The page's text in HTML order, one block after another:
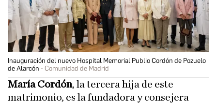
Inauguración del nuevo Hospital Memorial Publio Cordón de Pozuelo
de Alarcón
Comunidad de Madrid
María Cordón, la tercera hija de este
matrimonio, es la fundadora y consejera